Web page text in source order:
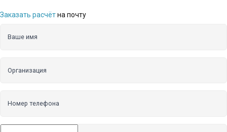
Заказать расчётна почту
Ваше имя
Организация
Номер телефона